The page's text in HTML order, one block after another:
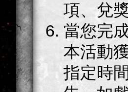
項、兌
當您完
本活動
指定時